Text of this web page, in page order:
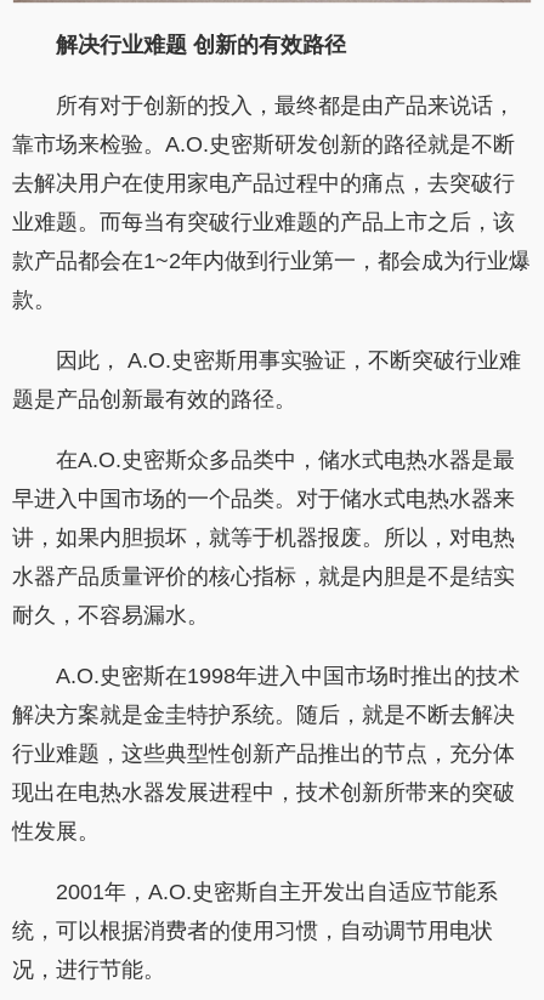
解决行业难题 创新的有效路径
所有对于创新的投入，最终都是由产品来说话，
靠市场来检验。A.O.史密斯研发创新的路径就是不断
去解决用户在使用家电产品过程中的痛点，去突破行
业难题。而每当有突破行业难题的产品上市之后，该
款产品都会在1~2年内做到行业第一，都会成为行业爆
款。
因此， A.O.史密斯用事实验证，不断突破行业难
题是产品创新最有效的路径。
在A.O.史密斯众多品类中，储水式电热水器是最
早进入中国市场的一个品类。对于储水式电热水器来
讲，如果内胆损坏，就等于机器报废。所以，对电热
水器产品质量评价的核心指标，就是内胆是不是结实
耐久，不容易漏水。
A.O.史密斯在1998年进入中国市场时推出的技术
解决方案就是金圭特护系统。随后，就是不断去解决
行业难题，这些典型性创新产品推出的节点，充分体
现出在电热水器发展进程中，技术创新所带来的突破
性发展。
2001年，A.O.史密斯自主开发出自适应节能系
统，可以根据消费者的使用习惯，自动调节用电状
况，进行节能。